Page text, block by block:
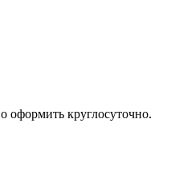
оформить круглосуточно.